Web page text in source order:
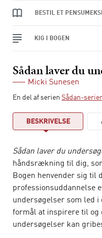
BESTIL ET
KIG I BOGEN
Sådan laver du
Micki Sunesen
En del af serien Sådan-
BESKRIVELSE
Sådan laver du
håndsrækning til dig,
Bogen henvender sig til
professionsuddannelse
undersøgelser som led
formål at inspirere til og
undersøgelser kan